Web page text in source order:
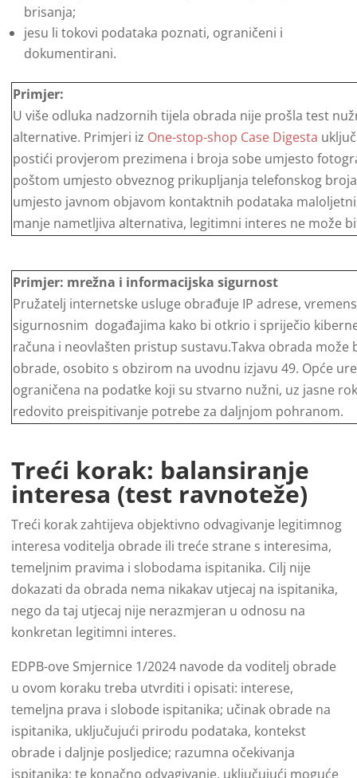
brisanja;
jesu li tokovi podataka poznati, ograničeni i
dokumentirani.
Primjer:
U više odluka nadzornih tijela obrada nije prošla test
alternative. Primjeri iz One-stop-shop Case Digesta
postići provjerom prezimena i broja sobe umjesto
poštom umjesto obveznog prikupljanja telefonskog
umjesto javnom objavom kontaktnih podataka
manje nametljiva alternativa, legitimni interes ne može
Primjer: mrežna i informacijska sigurnost
Pružatelj internetske usluge obrađuje IP adrese,
sigurnosnim događajima kako bi otkrio i spriječio
računa i neovlašten pristup sustavu.Takva obrada
obrade, osobito s obzirom na uvodnu izjavu 49. Opće
ograničena na podatke koji su stvarno nužni, uz jasne
redovito preispitivanje potrebe za daljnjom pohranom.
Treći korak: balansiranje
interesa (test ravnoteže)
Treći korak zahtijeva objektivno odvagivanje legitimnog
interesa voditelja obrade ili treće strane s interesima,
temeljnim pravima i slobodama ispitanika. Cilj nije
dokazati da obrada nema nikakav utjecaj na ispitanika,
nego da taj utjecaj nije nerazmjeran u odnosu na
konkretan legitimni interes.
EDPB-ove Smjernice 1/2024 navode da voditelj obrade
u ovom koraku treba utvrditi i opisati: interese,
temeljna prava i slobode ispitanika; učinak obrade na
ispitanika, uključujući prirodu podataka, kontekst
obrade i daljnje posljedice; razumna očekivanja
ispitanika; te konačno odvagivanje, uključujući moguće